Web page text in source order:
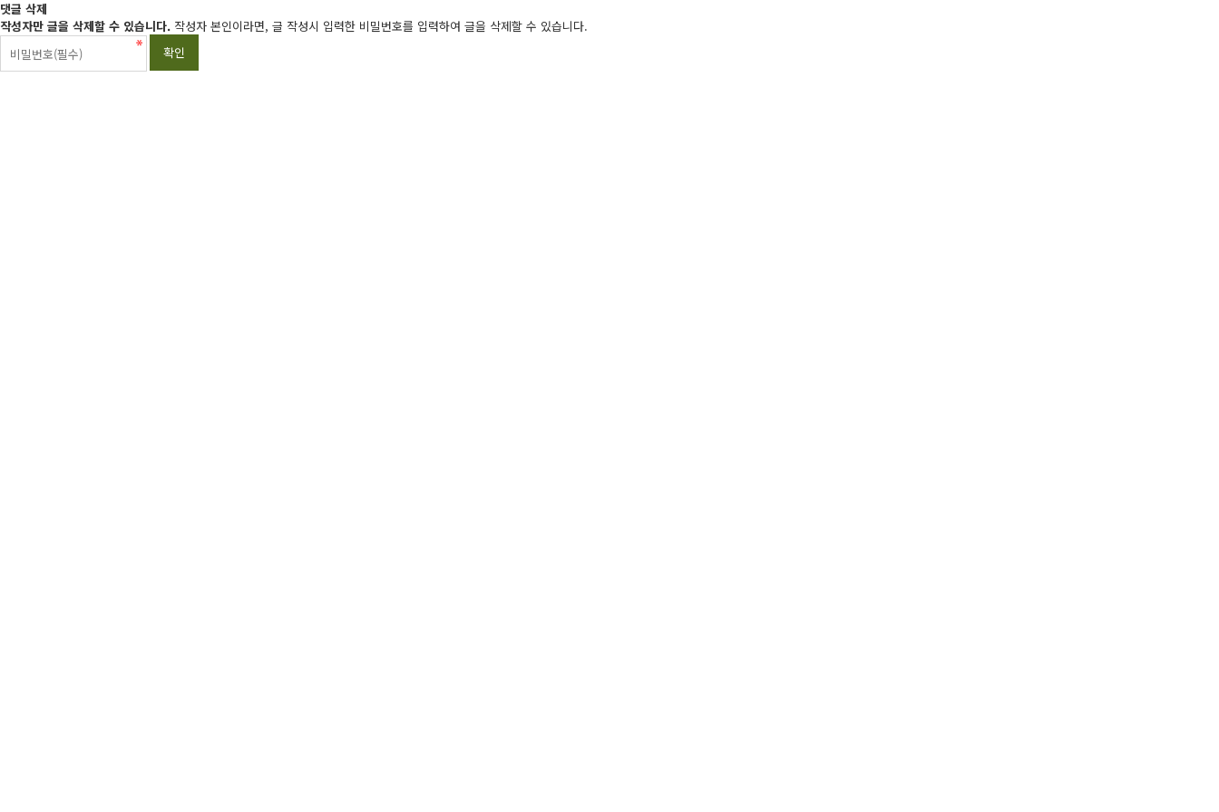
댓글 삭제
작성자만 글을 삭제할 수 있습니다. 작성자 본인이라면, 글 작성시 입력한 비밀번호를 입력하여 글을 삭제할 수 있습니다.